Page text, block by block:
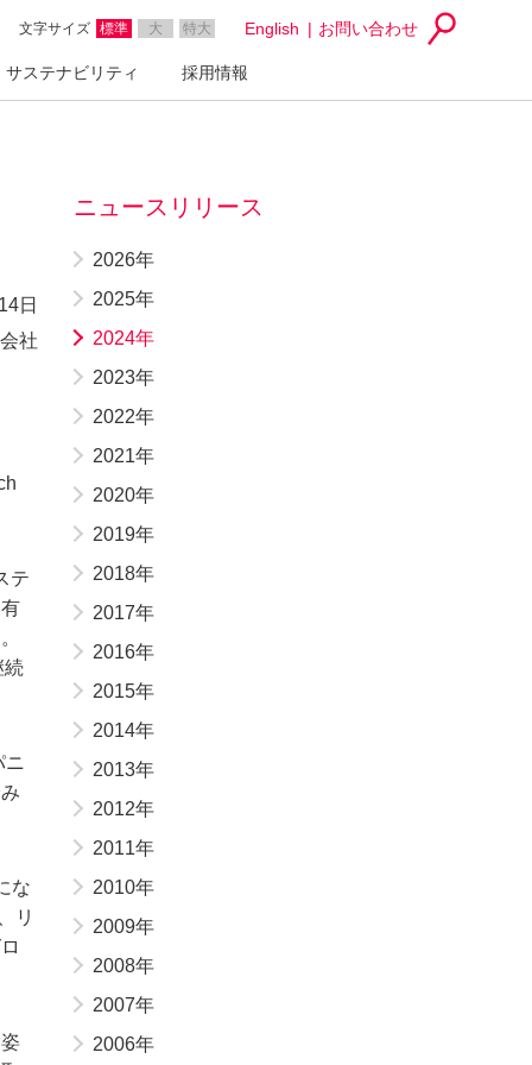
文字サイズ 標準 大 特大 English お問い合わせ
サステナビリティ 採用情報
日
社
テ
続
ニ
な
リ
ニュースリリース
2026年
2025年
2024年
2023年
2022年
2021年
2020年
2019年
2018年
2017年
2016年
2015年
2014年
2013年
2012年
2011年
2010年
2009年
2008年
2007年
2006年